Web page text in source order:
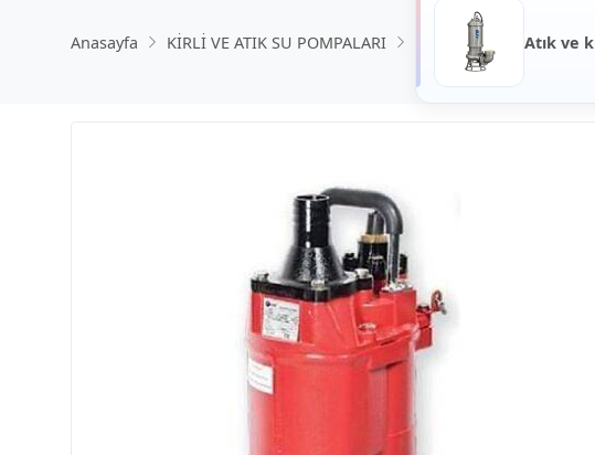
Anasayfa KİRLİ VE ATIK SU POMPALARI Atık ve